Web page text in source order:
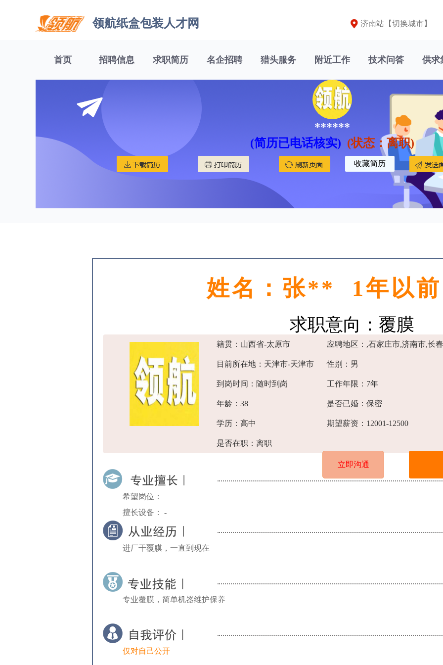
领航纸盒包装人才网 济南站【切换城市】
首页 招聘信息 求职简历 名企招聘 猎头服务 附近工作 技术问答 供求
******
(简历已电话核实) (状态：离职)
收藏简历
姓名：张** 1年以
求职意向：覆膜
籍贯：山西省-太原市 应聘地区：,石家庄市,济南市,长
目前所在地：天津市-天津市 性别：男
到岗时间：随时到岗 工作年限：7年
年龄：38 是否已婚：保密
学历：高中 期望薪资：12001-12500
是否在职：离职
立即沟通
希望岗位：
擅长设备： -
进厂干覆膜，一直到现在
专业覆膜，简单机器维护保养
仅对自己公开